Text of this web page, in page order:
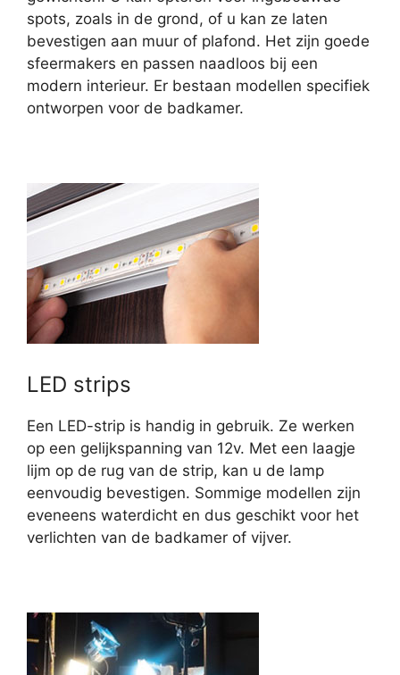
spots, zoals in de grond, of u kan ze laten
bevestigen aan muur of plafond. Het zijn goede
sfeermakers en passen naadloos bij een
modern interieur. Er bestaan modellen specifiek
ontworpen voor de badkamer.
LED strips
Een LED-strip is handig in gebruik. Ze werken
op een gelijkspanning van 12v. Met een laagje
lijm op de rug van de strip, kan u de lamp
eenvoudig bevestigen. Sommige modellen zijn
eveneens waterdicht en dus geschikt voor het
verlichten van de badkamer of vijver.